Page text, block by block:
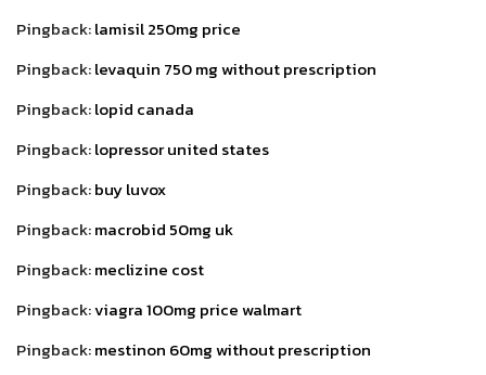
Pingback:lamisil 250mg price
Pingback:levaquin 750 mg without prescription
Pingback:lopid canada
Pingback:lopressor united states
Pingback:buy luvox
Pingback:macrobid 50mg uk
Pingback:meclizine cost
Pingback:viagra 100mg price walmart
Pingback:mestinon 60mg without prescription